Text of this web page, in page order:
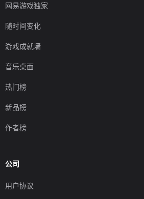
网易游戏独家
随时间变化
游戏成就墙
音乐桌面
热门榜
新品榜
作者榜
公司
用户协议